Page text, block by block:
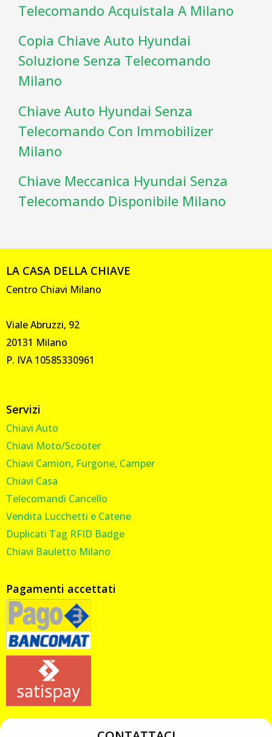
Telecomando Acquistala A Milano
Copia Chiave Auto Hyundai
Soluzione Senza Telecomando
Milano
Chiave Auto Hyundai Senza
Telecomando Con Immobilizer
Milano
Chiave Meccanica Hyundai Senza
Telecomando Disponibile Milano
LA CASA DELLA CHIAVE
Centro Chiavi Milano
Viale Abruzzi, 92
20131 Milano
P. IVA 10585330961
Servizi
Chiavi Auto
Chiavi Moto/Scooter
Chiavi Camion, Furgone, Camper
Chiavi Casa
Telecomandi Cancello
Vendita Lucchetti e Catene
Duplicati Tag RFID Badge
Chiavi Bauletto Milano
Pagamenti accettati